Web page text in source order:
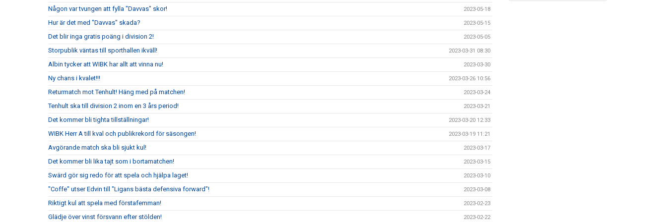
Någon var tvungen att fylla "Davvas" skor! 2023-05-18
Hur är det med "Davvas" skada? 2023-05-15
Det blir inga gratis poäng i division 2! 2023-05-05
Storpublik väntas till sporthallen ikväll! 2023-03-31 08:30
Albin tycker att WIBK har allt att vinna nu! 2023-03-30
Ny chans i kvalet!!! 2023-03-26 10:56
Returmatch mot Tenhult! Häng med på matchen! 2023-03-24
Tenhult ska till division 2 inom en 3 års period! 2023-03-21
Det kommer bli tighta tillställningar! 2023-03-20 12:33
WIBK Herr A till kval och publikrekord för säsongen! 2023-03-19 11:21
Avgörande match ska bli sjukt kul! 2023-03-17
Det kommer bli lika tajt som i bortamatchen! 2023-03-15
Swärd gör sig redo för att spela och hjälpa laget! 2023-03-10
"Coffe" utser Edvin till "Ligans bästa defensiva forward"! 2023-03-08
Riktigt kul att spela med förstafemman! 2023-02-23
Glädje över vinst försvann efter stölden! 2023-02-22